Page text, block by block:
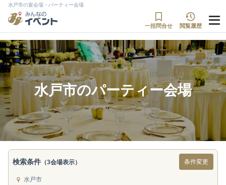
水戸市の宴会場・パーティー会場
一括問合せ 閲覧履歴
水戸市のパーティー会場
検索条件 （3会場表示） 条件変更
水戸市